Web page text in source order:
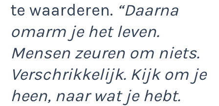
te waarderen. “Daarna
omarm je het leven.
Mensen zeuren om niets.
Verschrikkelijk. Kijk om je
heen, naar wat je hebt.